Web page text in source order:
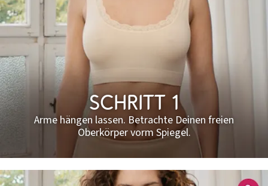
Schritt 1​
Arme hängen lassen. Betrachte Deinen freien
Oberkörper vorm Spiegel.​